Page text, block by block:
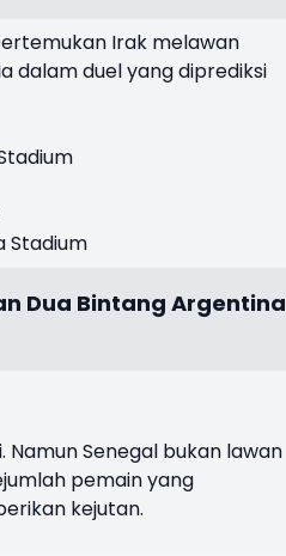
Irak melawan
dalam duel yang diprediksi
Stadium
Dua Bintang Argentina
Senegal bukan lawan
pemain yang
kejutan.